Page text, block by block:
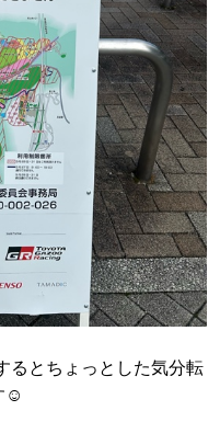
るとちょっとした気分転
☺️